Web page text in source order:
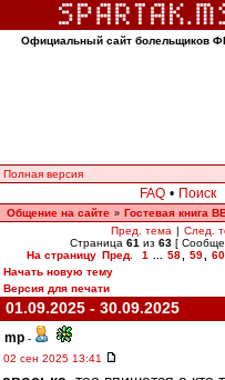
Официальный сайт болельщиков
Полная версия
FAQ • Поиск
Общение на сайте » Гостевая книга
Пред. тема | След.
Страница 61 из 63 [
На страницу Пред. 1 58 59 60
Начать новую тему
Версия для печати
01.09.2025 - 30.09.2025
mp -
02 сен 2025 13:41